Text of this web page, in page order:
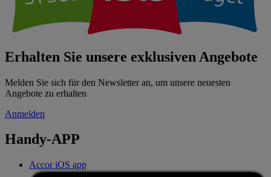
Erhalten Sie unsere exklusiven Angebote
Melden Sie sich für den Newsletter an, um unsere neuesten
Angebote zu erhalten
Anmelden
Handy-APP
Accor iOS app